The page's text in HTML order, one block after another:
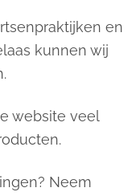
en
kunnen wij
website veel
Neem